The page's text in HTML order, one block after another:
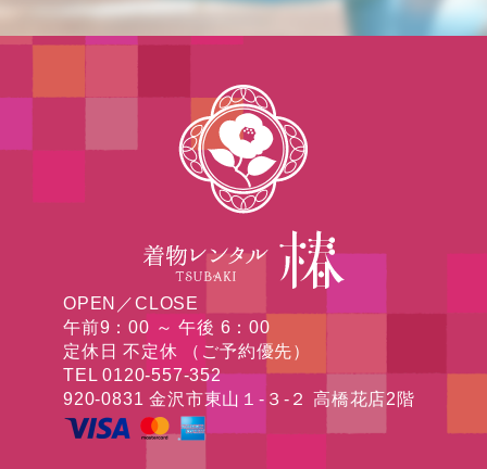
OPEN／CLOSE
午前9：00 ～ 午後 6：00
定休日 不定休 （ご予約優先）
TEL 0120-557-352
920-0831 金沢市東山１-３-２ 高橋花店2階